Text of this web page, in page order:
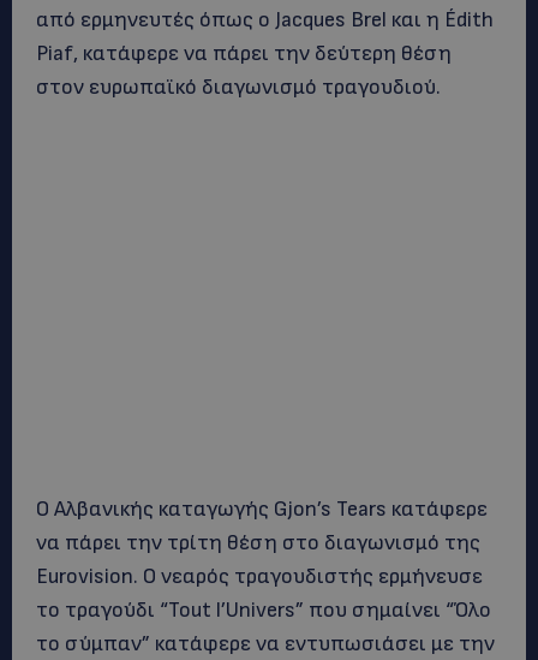
από ερμηνευτές όπως ο Jacques Brel και η Édith
Piaf, κατάφερε να πάρει την δεύτερη θέση
στον ευρωπαϊκό διαγωνισμό τραγουδιού.
Ο Αλβανικής καταγωγής Gjon’s Tears κατάφερε
να πάρει την τρίτη θέση στο διαγωνισμό της
Eurovision. Ο νεαρός τραγουδιστής ερμήνευσε
το τραγούδι “Tout l’Univers” που σημαίνει “Όλο
το σύμπαν” κατάφερε να εντυπωσιάσει με την